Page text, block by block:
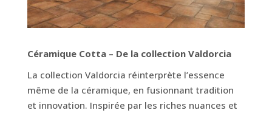
Céramique Cotta – De la collection Valdorcia
La collection Valdorcia réinterprète l’essence
même de la céramique, en fusionnant tradition
et innovation. Inspirée par les riches nuances et